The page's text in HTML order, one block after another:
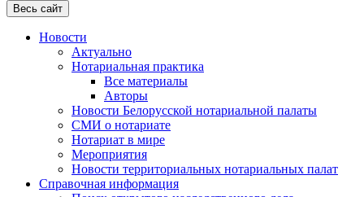
Весь сайт
Новости
Актуально
Нотариальная практика
Все материалы
Авторы
Новости Белорусской нотариальной палаты
СМИ о нотариате
Нотариат в мире
Мероприятия
Новости территориальных нотариальных палат
Справочная информация